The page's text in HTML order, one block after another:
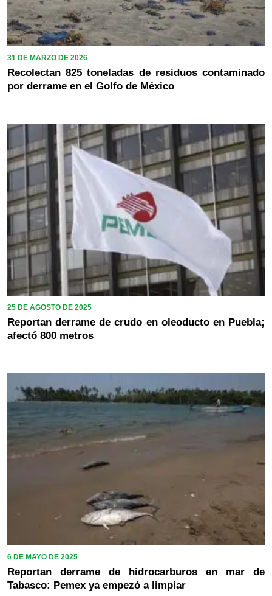
31 DE MARZO DE 2026
Recolectan 825 toneladas de residuos contaminado
por derrame en el Golfo de México
25 DE AGOSTO DE 2025
Reportan derrame de crudo en oleoducto en Puebla;
afectó 800 metros
6 DE MAYO DE 2025
Reportan derrame de hidrocarburos en mar de
Tabasco: Pemex ya empezó a limpiar